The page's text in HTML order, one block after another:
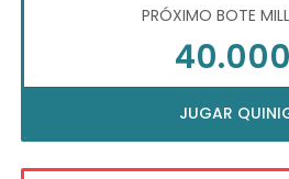
PRÓXIMO BOTE
JUGAR